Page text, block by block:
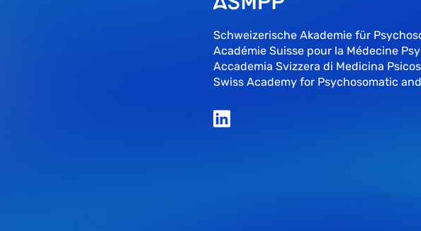
Schweizerische Akademie für
Académie Suisse pour la Médecine
Accademia Svizzera di Medicina
Swiss Academy for Psychosomatic